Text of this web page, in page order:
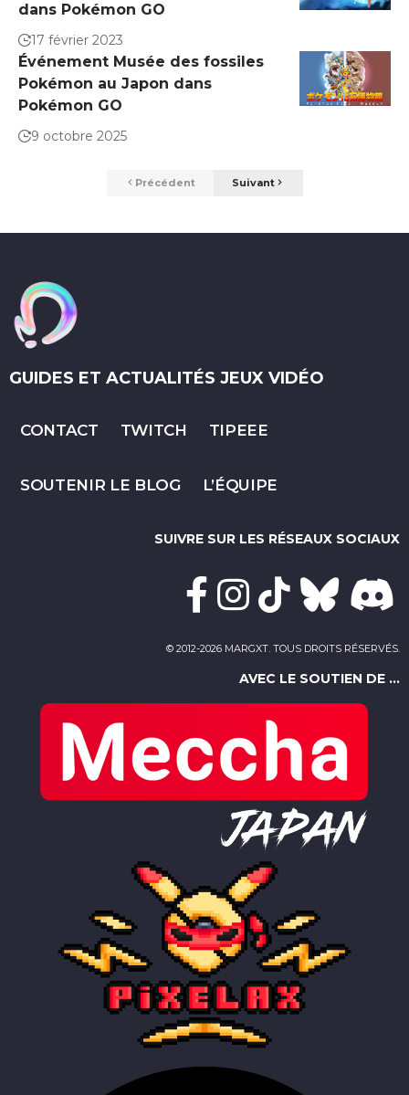
dans Pokémon GO
17 février 2023
Événement Musée des fossiles
Pokémon au Japon dans
Pokémon GO
9 octobre 2025
Précédent Suivant
GUIDES ET ACTUALITÉS JEUX VIDÉO
CONTACT TWITCH TIPEEE
SOUTENIR LE BLOG L’ÉQUIPE
SUIVRE SUR LES RÉSEAUX SOCIAUX
© 2012-2026 MARGXT. TOUS DROITS RÉSERVÉS.
AVEC LE SOUTIEN DE ...